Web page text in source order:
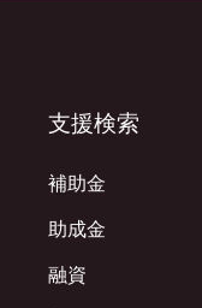
支援検索
補助金
助成金
融資